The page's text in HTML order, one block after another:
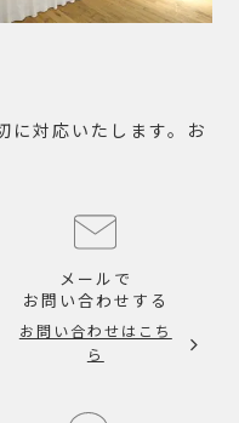
に対応いたします。お
メールで
お問い合わせする
お問い合わせはこち
ら